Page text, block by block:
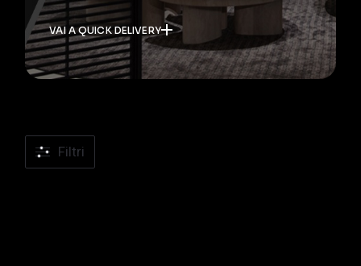
VAI A QUICK DELIVERY
Filtri